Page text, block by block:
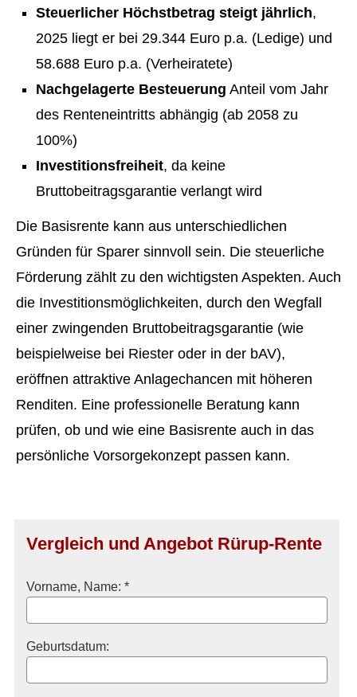
Steuerlicher Höchstbetrag steigt jährlich,
2025 liegt er bei 29.344 Euro p.a. (Ledige) und
58.688 Euro p.a. (Verheiratete)
Nachgelagerte Besteuerung Anteil vom Jahr
des Renteneintritts abhängig (ab 2058 zu
100%)
Investitionsfreiheit, da keine
Bruttobeitragsgarantie verlangt wird
Die Basisrente kann aus unterschiedlichen
Gründen für Sparer sinnvoll sein. Die steuerliche
Förderung zählt zu den wichtigsten Aspekten. Auch
die Investitionsmöglichkeiten, durch den Wegfall
einer zwingenden Bruttobeitragsgarantie (wie
beispielweise bei Riester oder in der bAV),
eröffnen attraktive Anlagechancen mit höheren
Renditen. Eine professionelle Beratung kann
prüfen, ob und wie eine Basisrente auch in das
persönliche Vorsorgekonzept passen kann.
Vergleich und Angebot Rürup-Rente
Vorname, Name: *
Geburts­datum: